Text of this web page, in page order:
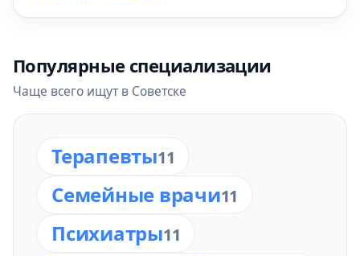
Популярные специализации
Чаще всего ищут в Советске
Терапевты11
Семейные врачи11
Психиатры11